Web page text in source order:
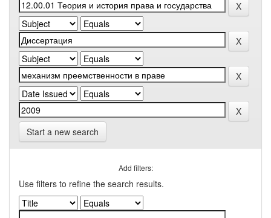
Start a new search
Add filters:
Use filters to refine the search results.